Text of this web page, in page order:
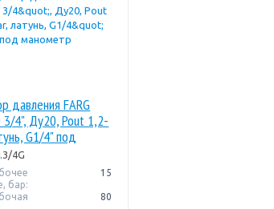
давления FARG
3/4", Ду20, Pout 1,2-
G1/4" под
4G
бар:
15
80